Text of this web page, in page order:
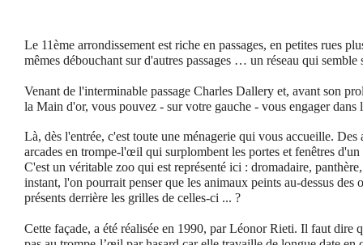
Le 11ème arrondissement est riche en passages, en petites rues
mêmes débouchant sur d'autres passages … un réseau qui semble
Venant de l'interminable passage Charles Dallery et, avant son
la Main d'or, vous pouvez - sur votre gauche - vous engager dans
Là, dès l'entrée, c'est toute une ménagerie qui vous accueille. Des
arcades en trompe-l'œil qui surplombent les portes et fenêtres d'un
C'est un véritable zoo qui est représenté ici : dromadaire,
instant, l'on pourrait penser que les animaux peints au-dessus des
présents derrière les grilles de celles-ci ... ?
Cette façade, a été réalisée en 1990, par Léonor Rieti. Il faut dire